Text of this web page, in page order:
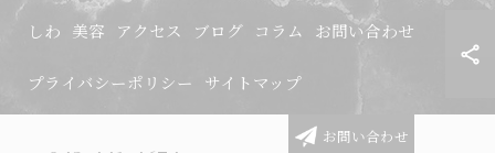
お問い合わせ
しわ 美容 アクセス ブログ コラム お問い合わせ
プライバシーポリシー サイトマップ